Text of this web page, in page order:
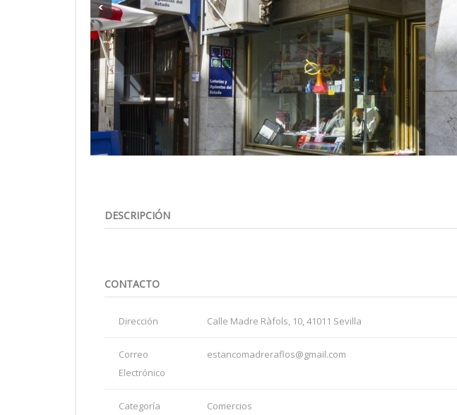
DESCRIPCIÓN
CONTACTO
Dirección Calle Madre Ràfols, 10, 41011 Sevilla
Correo
Electrónico
estancomadreraflos@gmail.com
Categoría Comercios